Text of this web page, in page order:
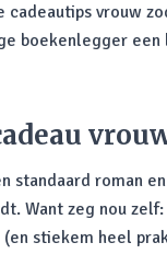
vrouw
boekenlegger
standaard roman
Want zeg nou
stiekem heel